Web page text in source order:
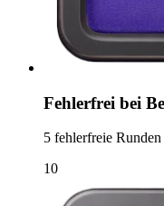
Fehlerfrei bei
5 fehlerfreie
10